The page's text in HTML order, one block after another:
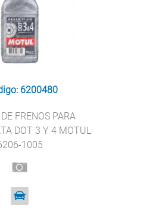
6200480
FRENOS PARA
DOT 3 Y 4 MOTUL
1005